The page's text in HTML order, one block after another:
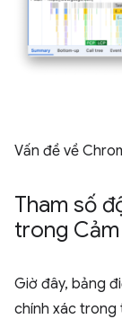
Vấn đề về
Tham số
trong
Giờ đây, bảng
chính xác trong